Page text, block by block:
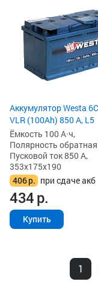
Аккумулятор Westa
VLR (100Ah) 850 А, L5
Ёмкость 100 А·ч,
Полярность обратная
Пусковой ток 850 А,
353x175x190
406р. при сдаче акб
434р.
Купить
1